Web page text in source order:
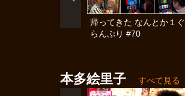
帰ってきた なんとか１ぐ
らんぷり #70
本多絵里子 すべて見る